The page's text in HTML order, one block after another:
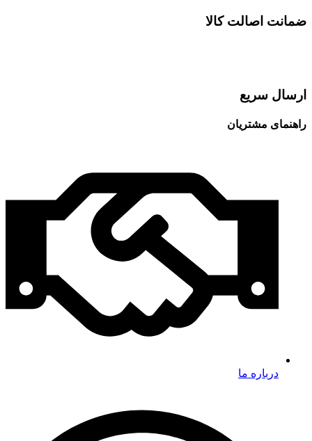
ضمانت اصالت کالا
ارسال سریع
راهنمای مشتریان
درباره ما